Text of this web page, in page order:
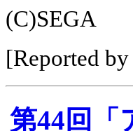
(C)SEGA
[Reported
第44回「